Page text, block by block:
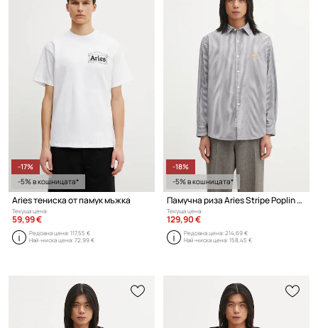
-17%
-5% в кошницата*
Aries тениска от памук мъжка
Текуща цена:
59,99 €
Редовна цена:117,55 €
Най-ниска цена:72,99 €
-18%
-5% в кошницата*
Памучна риза Aries Stripe Poplin Classic
Текуща цена:
129,90 €
Редовна цена:214,69 €
Най-ниска цена:158,45 €